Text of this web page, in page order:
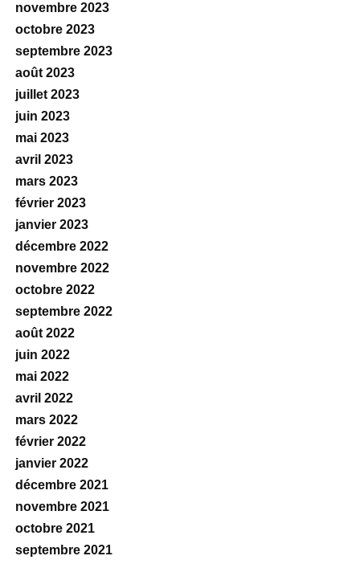
novembre 2023
octobre 2023
septembre 2023
août 2023
juillet 2023
juin 2023
mai 2023
avril 2023
mars 2023
février 2023
janvier 2023
décembre 2022
novembre 2022
octobre 2022
septembre 2022
août 2022
juin 2022
mai 2022
avril 2022
mars 2022
février 2022
janvier 2022
décembre 2021
novembre 2021
octobre 2021
septembre 2021